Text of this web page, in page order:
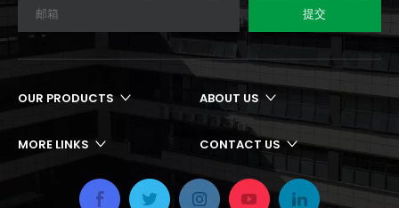
提交
OUR PRODUCTS ABOUT US
MORE LINKS CONTACT US